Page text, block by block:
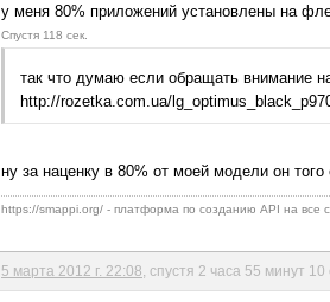
у меня 80% приложений установлены на
Спустя 118 сек.
так что думаю если обращать внимание
http://rozetka.com.ua/
ну за наценку в 80% от моей модели он
https://smappi.org/ - платформа по созданию API на все
5 марта 2012 г. 22:08 , спустя 2 часа 55 минут 10